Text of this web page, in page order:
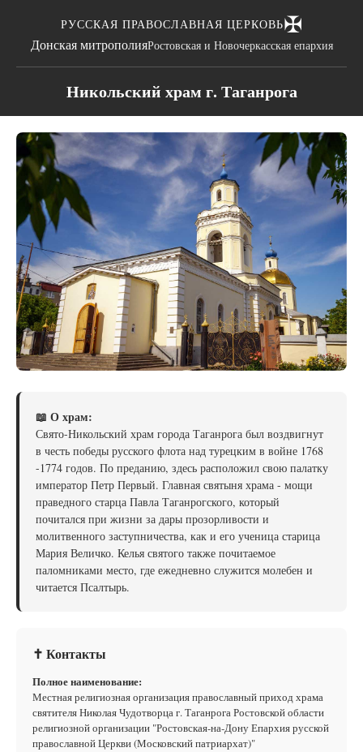
РУССКАЯ ПРАВОСЛАВНАЯ ЦЕРКОВЬ✠
Донская митрополияРостовская и Новочеркасская епархия
Никольский храм г. Таганрога
📖 О храм:
Свято-Никольский храм города Таганрога был воздвигнут
в честь победы русского флота над турецким в войне 1768
-1774 годов. По преданию, здесь расположил свою палатку
император Петр Первый. Главная святыня храма - мощи
праведного старца Павла Таганрогского, который
почитался при жизни за дары прозорливости и
молитвенного заступничества, как и его ученица старица
Мария Величко. Келья святого также почитаемое
паломниками место, где ежедневно служится молебен и
читается Псалтырь.
✝ Контакты
Полное наименование:
Местная религиозная организация православный приход храма
святителя Николая Чудотворца г. Таганрога Ростовской области
религиозной организации "Ростовская-на-Дону Епархия русской
православной Церкви (Московский патриархат)"